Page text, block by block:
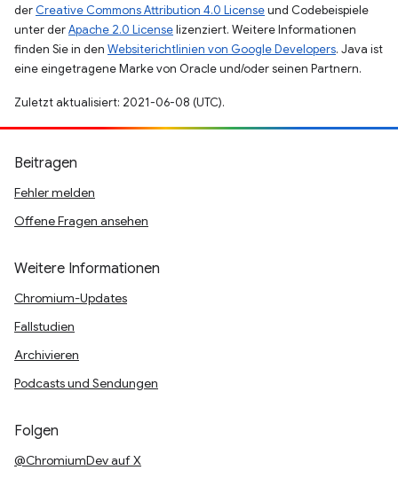
der Creative Commons Attribution 4.0 Licenseund Codebeispiele
unter derApache 2.0 Licenselizenziert. Weitere Informationen
finden Sie in den Websiterichtlinien von Google Developers. Java ist
eine eingetragene Marke von Oracle und/oder seinen Partnern.
Zuletzt aktualisiert: 2021-06-08 (UTC).
Beitragen
Fehler melden
Offene Fragen ansehen
Weitere Informationen
Chromium-Updates
Fallstudien
Archivieren
Podcasts und Sendungen
Folgen
@ChromiumDev auf X